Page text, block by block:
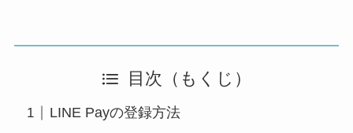
目次（もくじ）
LINE Payの登録方法